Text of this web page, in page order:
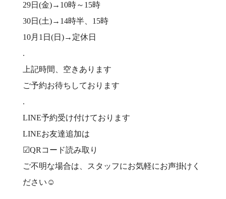
29日(金)→10時～15時
30日(土)→14時半、15時
10月1日(日)→定休日
.
上記時間、空きあります
ご予約お待ちしております
.
LINE予約受け付けております
LINEお友達追加は
☑︎QRコード読み取り
ご不明な場合は、スタッフにお気軽にお声掛けく
ださい☺️